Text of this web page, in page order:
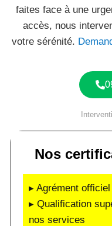
faites face à une
accès, nous
votre sérénité.
Nos
▸ Agrément
▸ Qualification
nos services